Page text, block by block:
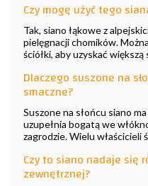
Czy mogę użyć tego
Tak, siano łąkowe z
pielęgnacji chomików.
ściółki, aby uzyskać
Dlaczego suszone na
smaczne?
Suszone na słońcu siano
uzupełnia bogatą we
zagrodzie. Wielu właścicieli
Czy to siano nadaje się
zewnętrznej?